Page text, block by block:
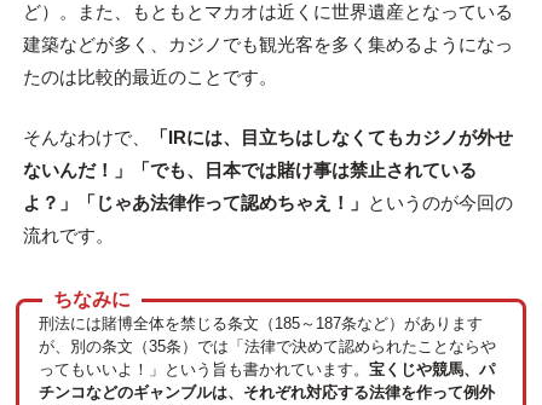
ど）。また、もともとマカオは近くに世界遺産となっている
建築などが多く、カジノでも観光客を多く集めるようになっ
たのは比較的最近のことです。
そんなわけで、
「IRには、目立ちはしなくてもカジノが外せ
ないんだ！」「でも、日本では賭け事は禁止されている
よ？」「じゃあ法律作って認めちゃえ！」 というのが今回の
流れです。
刑法には賭博全体を禁じる条文（185～187条など）があります
が、別の条文（35条）では「法律で決めて認められたことならや
ってもいいよ！」という旨も書かれています。 宝くじや競馬、パ
チンコなどのギャンブルは、それぞれ対応する法律を作って例外